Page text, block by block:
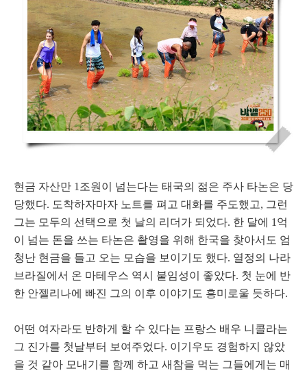
현금 자산만 1조원이 넘는다는 태국의 젊은 주사 타논은 당
당했다. 도착하자마자 노트를 펴고 대화를 주도했고, 그런
그는 모두의 선택으로 첫 날의 리더가 되었다. 한 달에 1억
이 넘는 돈을 쓰는 타논은 촬영을 위해 한국을 찾아서도 엄
청난 현금을 들고 오는 모습을 보이기도 했다. 열정의 나라
브라질에서 온 마테우스 역시 붙임성이 좋았다. 첫 눈에 반
한 안젤리나에 빠진 그의 이후 이야기도 흥미로울 듯하다.
어떤 여자라도 반하게 할 수 있다는 프랑스 배우 니콜라는
그 진가를 첫날부터 보여주었다. 이기우도 경험하지 않았
을 것 같아 모내기를 함께 하고 새참을 먹는 그들에게는 매